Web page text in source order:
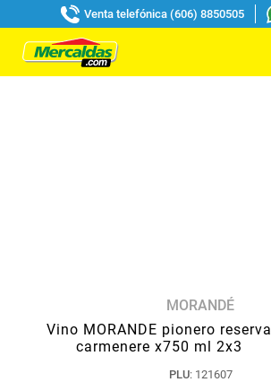
Venta telefónica (606) 8850505
MORANDÉ
Vino MORANDE pionero reserva
carmenere x750 ml 2x3
PLU: 121607